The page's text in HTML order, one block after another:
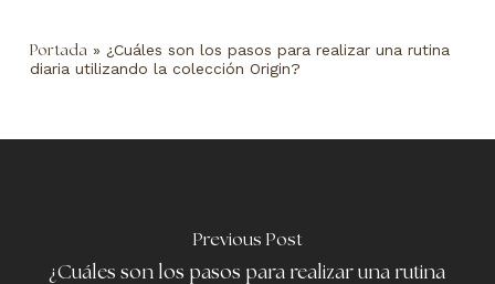
Portada » ¿Cuáles son los pasos para realizar una rutina
diaria utilizando la colección Origin?
Previous Post
¿Cuáles son los pasos para realizar una rutina